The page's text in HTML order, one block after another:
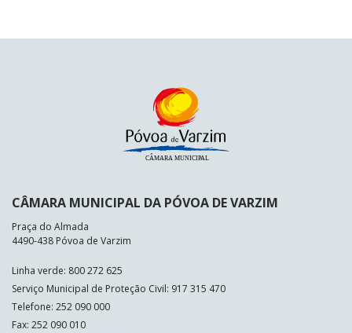
CÂMARA MUNICIPAL DA PÓVOA DE VARZIM
Praça do Almada
4490-438 Póvoa de Varzim
Linha verde: 800 272 625
Serviço Municipal de Proteção Civil: 917 315 470
Telefone: 252 090 000
Fax: 252 090 010